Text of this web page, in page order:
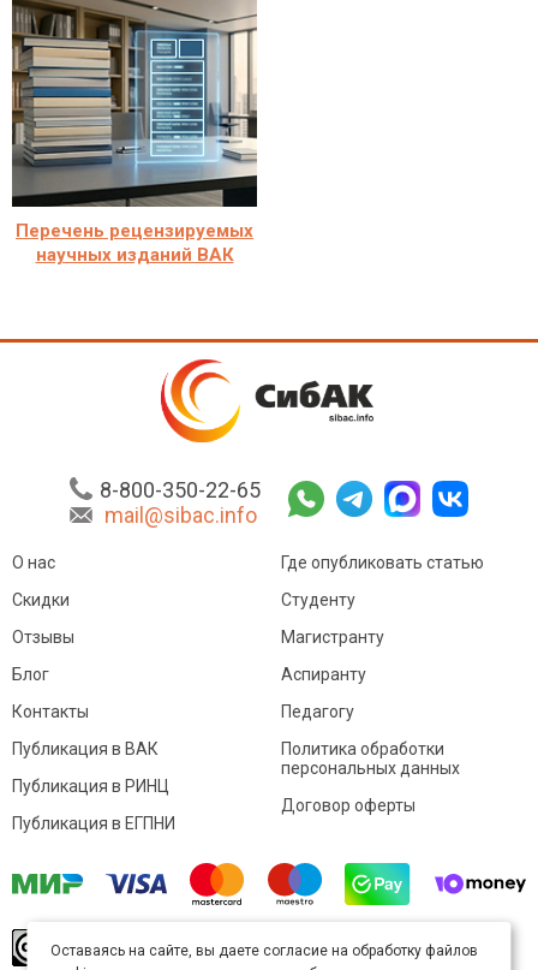
Перечень рецензируемых
научных изданий ВАК
8-800-350-22-65
mail@sibac.info
О нас
Скидки
Отзывы
Блог
Контакты
Где опубликовать статью
Студенту
Магистранту
Аспиранту
Педагогу
Публикация в ВАК
Публикация в РИНЦ
Публикация в ЕГПНИ
Политика обработки
персональных данных
Договор оферты
произведение доступно полицензии Creative
Оставаясь на сайте, вы даете согласие на обработку файлов